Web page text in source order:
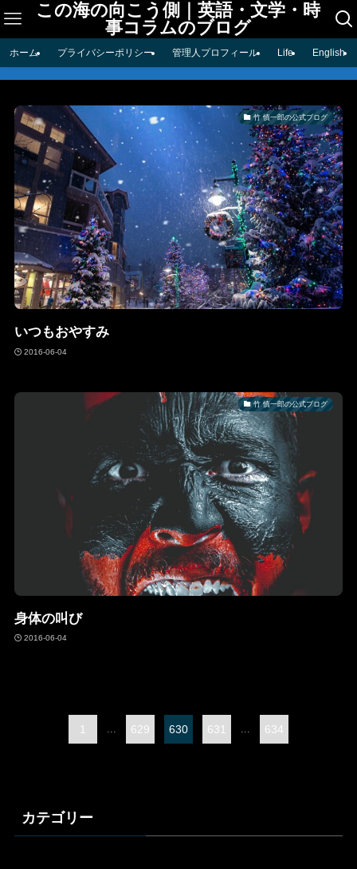
この海の向こう側｜英語・文学・時
事コラムのブログ
ホーム プライバシーポリシー 管理人プロフィール Life English
竹 慎一郎の公式ブログ
いつもおやすみ
2016-06-04
竹 慎一郎の公式ブログ
身体の叫び
2016-06-04
1 629 630 631 634
カテゴリー